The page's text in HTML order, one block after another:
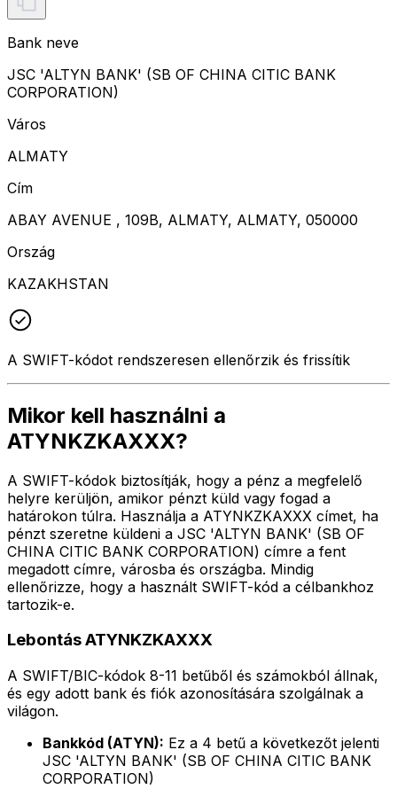
Bank neve
JSC 'ALTYN BANK' (SB OF CHINA CITIC BANK
CORPORATION)
Város
ALMATY
Cím
ABAY AVENUE , 109B, ALMATY, ALMATY, 050000
Ország
KAZAKHSTAN
A SWIFT-kódot rendszeresen ellenőrzik és frissítik
Mikor kell használni a
ATYNKZKAXXX?
A SWIFT-kódok biztosítják, hogy a pénz a megfelelő
helyre kerüljön, amikor pénzt küld vagy fogad a
határokon túlra. Használja a ATYNKZKAXXX címet, ha
pénzt szeretne küldeni a JSC 'ALTYN BANK' (SB OF
CHINA CITIC BANK CORPORATION) címre a fent
megadott címre, városba és országba. Mindig
ellenőrizze, hogy a használt SWIFT-kód a célbankhoz
tartozik-e.
Lebontás ATYNKZKAXXX
A SWIFT/BIC-kódok 8-11 betűből és számokból állnak,
és egy adott bank és fiók azonosítására szolgálnak a
világon.
Bankkód (ATYN): Ez a 4 betű a következőt jelenti
JSC 'ALTYN BANK' (SB OF CHINA CITIC BANK
CORPORATION)